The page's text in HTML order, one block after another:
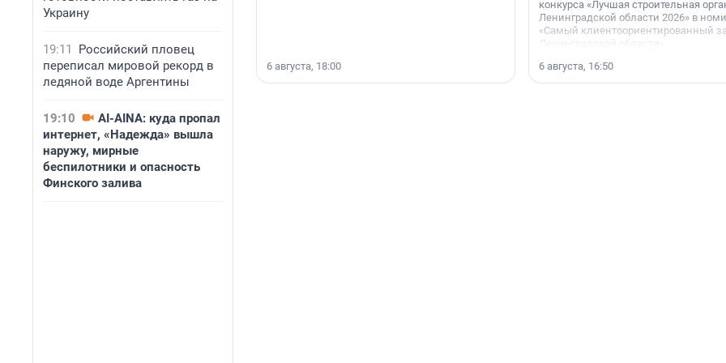
Украину
19:11
Российский пловец
переписал мировой рекорд в
ледяной воде Аргентины
19:10
AI-AINA: куда пропал
интернет, «Надежда» вышла
наружу, мирные
беспилотники и опасность
Финского залива
6 августа, 18:00
конкурса «Лучшая строительная
Ленинградской области 2026» в
«Самый клиентоориентированный
Ленинградской области».
6 августа, 16:50